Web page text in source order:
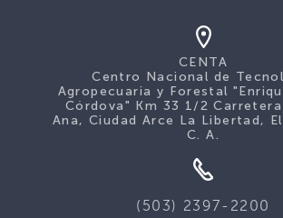
CENTA
Centro Nacional de
Agropecuaria y Forestal
Córdova" Km 33 1/2
Ana, Ciudad Arce La Libertad,
C. A.
(503) 2397-2200